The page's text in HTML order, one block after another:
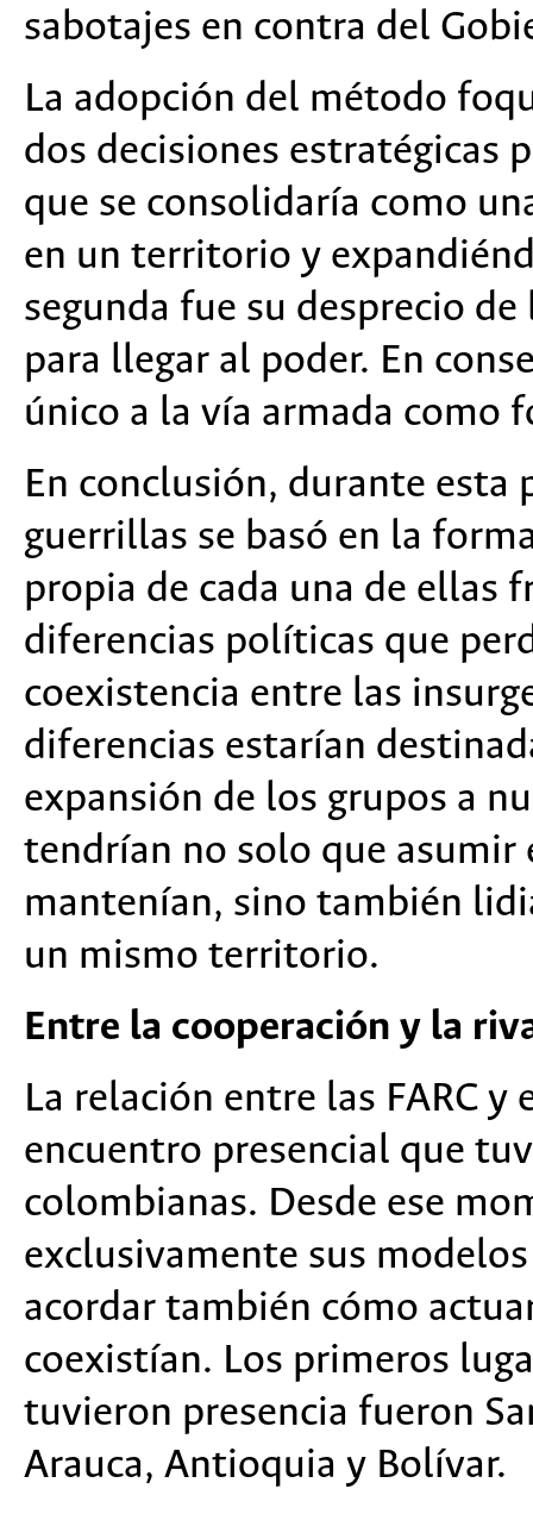
sabotajes en contra del
La adopción del método
dos decisiones estratégicas
que se consolidaría como
en un territorio y
segunda fue su desprecio
para llegar al poder. En
único a la vía armada como
En conclusión, durante esta
guerrillas se basó en la
propia de cada una de ellas
diferencias políticas que
coexistencia entre las
diferencias estarían
expansión de los grupos a
tendrían no solo que asumir
mantenían, sino también
un mismo territorio.
Entre la cooperación y la
La relación entre las FARC
encuentro presencial que
colombianas. Desde ese
exclusivamente sus
acordar también cómo
coexistían. Los primeros
tuvieron presencia fueron
Arauca, Antioquia y Bolívar.